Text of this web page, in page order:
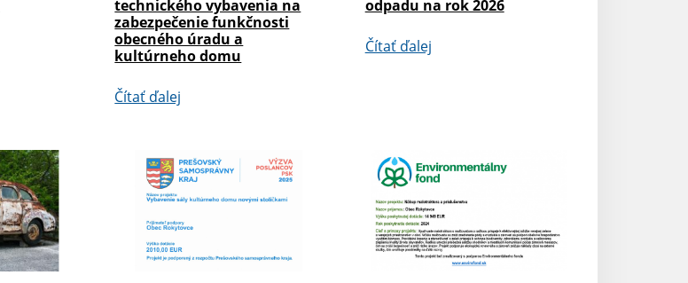
technického vybavenia na
zabezpečenie funkčnosti
obecného úradu a
kultúrneho domu
Čítať ďalej
odpadu na rok 2026
Čítať ďalej